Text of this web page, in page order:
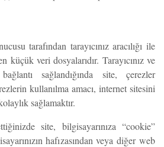
tarafından tarayıcınız aracılığı ile
küçük veri dosyalarıdır. Tarayıcınız ve
sağlandığında site, çerezler
kullanılma amacı, internet sitesini
sağlamaktır.
site, bilgisayarınıza “cookie”
hafızasından veya diğer web